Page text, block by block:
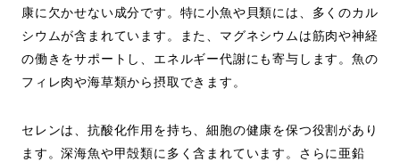
康に欠かせない成分です。特に小魚や貝類には、多くのカル
シウムが含まれています。また、マグネシウムは筋肉や神経
の働きをサポートし、エネルギー代謝にも寄与します。魚の
フィレ肉や海草類から摂取できます。
セレンは、抗酸化作用を持ち、細胞の健康を保つ役割があり
ます。深海魚や甲殻類に多く含まれています。さらに亜鉛